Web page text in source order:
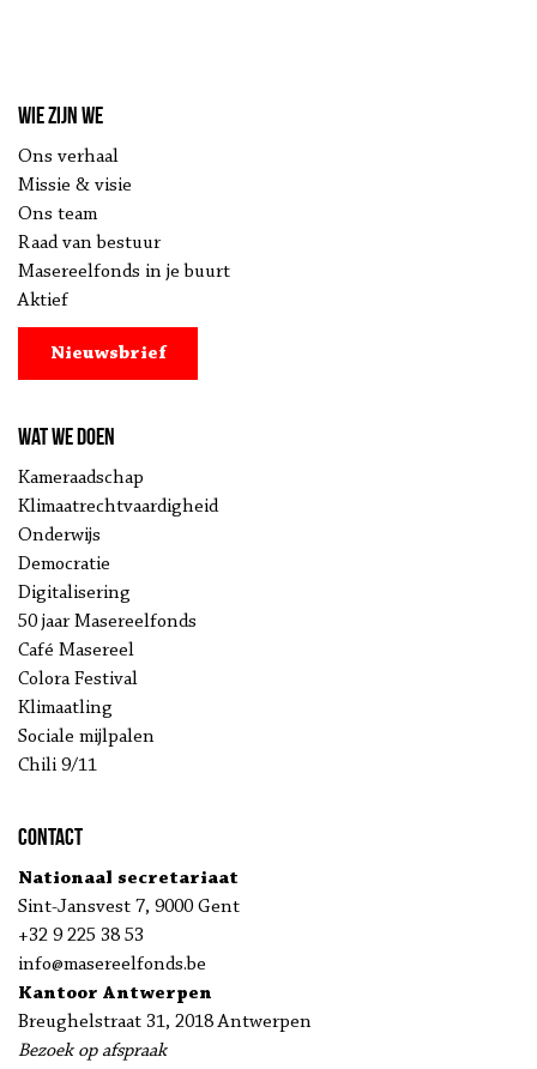
Wie zijn we
Ons verhaal
Missie & visie
Ons team
Raad van bestuur
Masereelfonds in je buurt
Aktief
Nieuwsbrief
Wat we doen
Kameraadschap
Klimaatrechtvaardigheid
Onderwijs
Democratie
Digitalisering
50 jaar Masereelfonds
Café Masereel
Colora Festival
Klimaatling
Sociale mijlpalen
Chili 9/11
Contact
Nationaal secretariaat
Sint-Jansvest 7, 9000 Gent
+32 9 225 38 53
info@masereelfonds.be
Kantoor Antwerpen
Breughelstraat 31, 2018 Antwerpen
Bezoek op afspraak